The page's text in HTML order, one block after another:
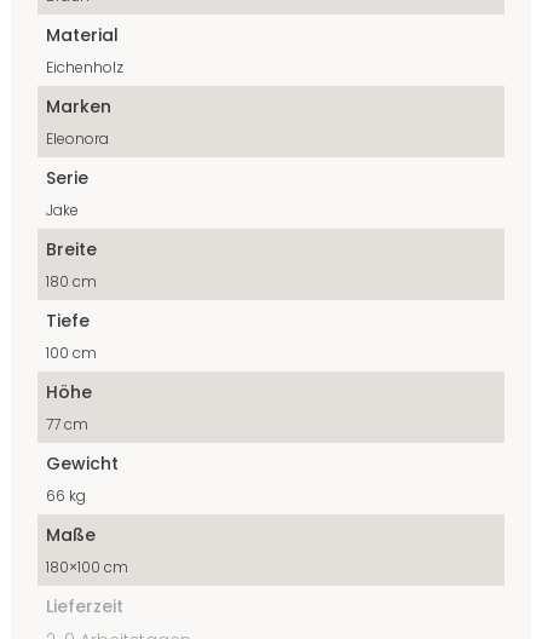
Material
Eichenholz
Marken
Eleonora
Serie
Jake
Breite
180 cm
Tiefe
100 cm
Höhe
77 cm
Gewicht
66 kg
Maße
180×100 cm
Lieferzeit